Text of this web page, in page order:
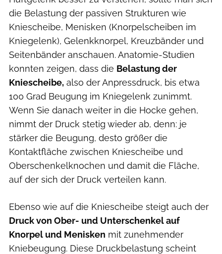
die Belastung der passiven Strukturen wie
Kniescheibe, Menisken (Knorpelscheiben im
Kniegelenk), Gelenkknorpel, Kreuzbänder und
Seitenbänder anschauen. Anatomie-Studien
konnten zeigen, dass die Belastung der
Kniescheibe, also der Anpressdruck, bis etwa
100 Grad Beugung im Kniegelenk zunimmt.
Wenn Sie danach weiter in die Hocke gehen,
nimmt der Druck stetig wieder ab, denn: je
stärker die Beugung, desto größer die
Kontaktfläche zwischen Kniescheibe und
Oberschenkelknochen und damit die Fläche,
auf der sich der Druck verteilen kann.
Ebenso wie auf die Kniescheibe steigt auch der
Druck von Ober- und Unterschenkel auf
Knorpel und Menisken mit zunehmender
Kniebeugung. Diese Druckbelastung scheint